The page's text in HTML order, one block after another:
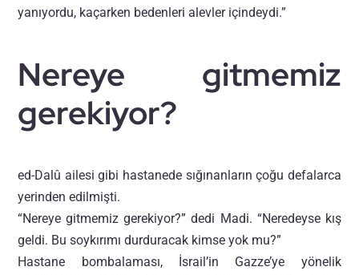
yanıyordu, kaçarken bedenleri alevler içindeydi.”
Nereye gitmemiz
gerekiyor?
ed-Dalû ailesi gibi hastanede sığınanların çoğu defalarca
yerinden edilmişti.
“Nereye gitmemiz gerekiyor?” dedi Madi. “Neredeyse kış
geldi. Bu soykırımı durduracak kimse yok mu?”
Hastane bombalaması, İsrail’in Gazze’ye yönelik